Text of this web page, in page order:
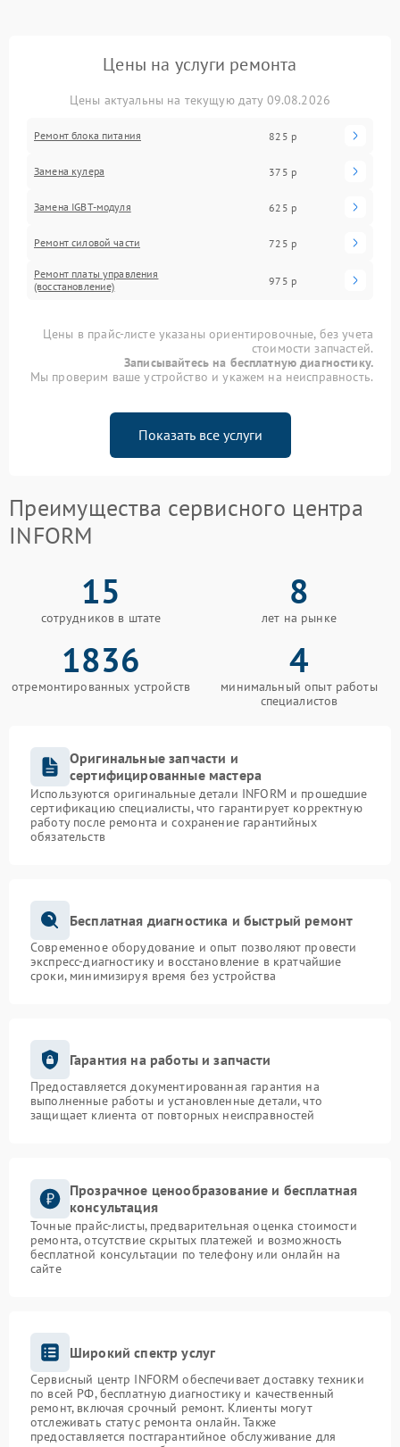
Цены на услуги ремонта
Цены актуальны на текущую дату 09.08.2026
Ремонт блока питания 825 р
Замена кулера 375 р
Замена IGBT-модуля 625 р
Ремонт силовой части 725 р
Ремонт платы управления
(восстановление)
975 р
Цены в прайс-листе указаны ориентировочные, без учета
стоимости запчастей.
Записывайтесь на бесплатную диагностику.
Мы проверим ваше устройство и укажем на неисправность.
Показать все услуги
Преимущества сервисного центра
INFORM
15
сотрудников в штате
8
лет на рынке
1836
отремонтированных устройств
4
минимальный опыт работы
специалистов
Оригинальные запчасти и
сертифицированные мастера
Используются оригинальные детали INFORM и прошедшие
сертификацию специалисты, что гарантирует корректную
работу после ремонта и сохранение гарантийных
обязательств
Бесплатная диагностика и быстрый ремонт
Современное оборудование и опыт позволяют провести
экспресс-диагностику и восстановление в кратчайшие
сроки, минимизируя время без устройства
Гарантия на работы и запчасти
Предоставляется документированная гарантия на
выполненные работы и установленные детали, что
защищает клиента от повторных неисправностей
Прозрачное ценообразование и бесплатная
консультация
Точные прайс-листы, предварительная оценка стоимости
ремонта, отсутствие скрытых платежей и возможность
бесплатной консультации по телефону или онлайн на
сайте
Широкий спектр услуг
Сервисный центр INFORM обеспечивает доставку техники
по всей РФ, бесплатную диагностику и качественный
ремонт, включая срочный ремонт. Клиенты могут
отслеживать статус ремонта онлайн. Также
предоставляется постгарантийное обслуживание для